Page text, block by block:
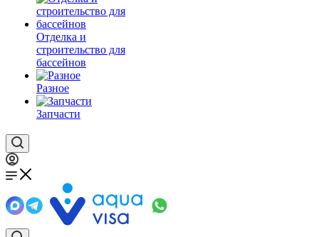
Отделка и
строительство для
бассейнов
Разное
Запчасти